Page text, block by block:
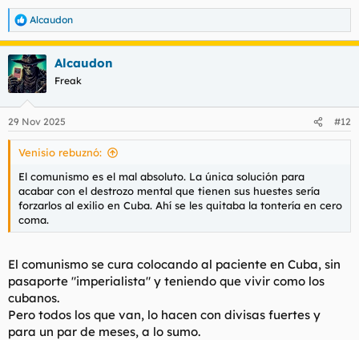
R
e
a
c
c
i
e
s
Alcaudon
Alcaudon
Freak
29 Nov 2025 #12
Venisio rebuznó:
El comunismo es el mal absoluto. La única solución para
acabar con el destrozo mental que tienen sus huestes sería
forzarlos al exilio en Cuba. Ahí se les quitaba la tontería en cero
coma.
El comunismo se cura colocando al paciente en Cuba, sin
pasaporte "imperialista" y teniendo que vivir como los
cubanos.
Pero todos los que van, lo hacen con divisas fuertes y
para un par de meses, a lo sumo.